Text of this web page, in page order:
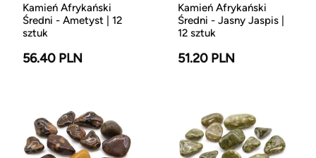
Kamień Afrykański
Średni - Ametyst | 12
sztuk
56.40 PLN
Kamień Afrykański
Średni - Jasny Jaspis |
12 sztuk
51.20 PLN